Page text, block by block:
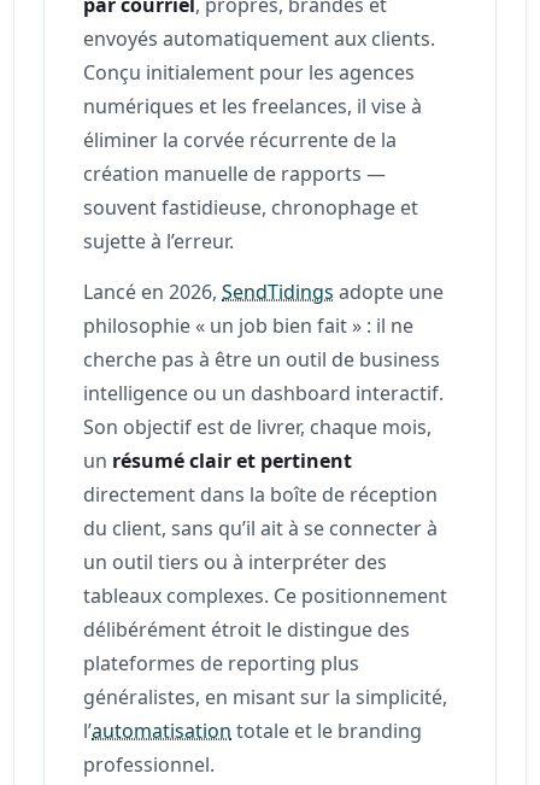
envoyés automatiquement aux clients.
Conçu initialement pour les agences
numériques et les freelances, il vise à
éliminer la corvée récurrente de la
création manuelle de rapports —
souvent fastidieuse, chronophage et
sujette à l’erreur.
Lancé en 2026,SendTidings adopte une
philosophie « un job bien fait » : il ne
cherche pas à être un outil de business
intelligence ou un dashboard interactif.
Son objectif est de livrer, chaque mois,
un résumé clair et pertinent
directement dans la boîte de réception
du client, sans qu’il ait à se connecter à
un outil tiers ou à interpréter des
tableaux complexes. Ce positionnement
délibérément étroit le distingue des
plateformes de reporting plus
généralistes, en misant sur la simplicité,
l’automatisation totale et le branding
professionnel.